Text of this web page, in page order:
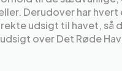
Derudover har hvert
udsigt til havet, så
over Det Røde